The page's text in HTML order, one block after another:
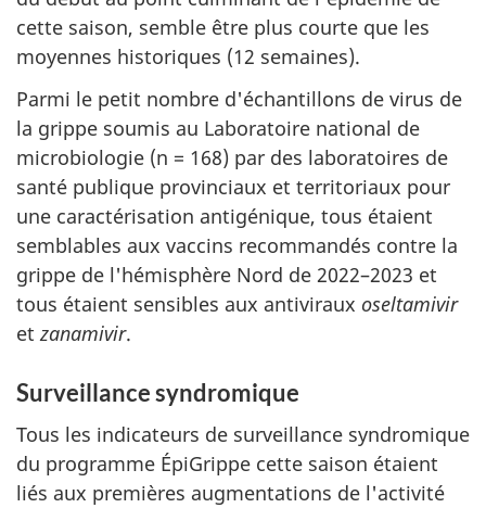
cette saison, semble être plus courte que les
moyennes historiques (12 semaines).
Parmi le petit nombre d'échantillons de virus de
la grippe soumis au Laboratoire national de
microbiologie (n = 168) par des laboratoires de
santé publique provinciaux et territoriaux pour
une caractérisation antigénique, tous étaient
semblables aux vaccins recommandés contre la
grippe de l'hémisphère Nord de 2022–2023 et
tous étaient sensibles aux antiviraux oseltamivir
et zanamivir.
Surveillance syndromique
Tous les indicateurs de surveillance syndromique
du programme ÉpiGrippe cette saison étaient
liés aux premières augmentations de l'activité